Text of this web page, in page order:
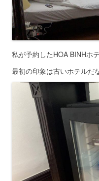
私が予約したHOA BINHホ
最初の印象は古いホテルだな